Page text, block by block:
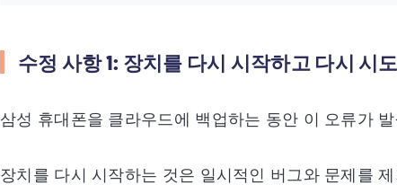
수정 사항 1: 장치를 다시 시작하고 다시 시도
삼성 휴대폰을 클라우드에 백업하는 동안 이 오류가
장치를 다시 시작하는 것은 일시적인 버그와 문제를